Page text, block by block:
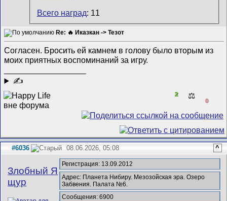
Всего наград: 11
Re: 🔥 Иказкан -> Тезот
Согласен. Бросить ей камнем в голову было вторым из
моих приятных воспоминаний за игру.
✍
2 ⚖️
0
#6036 08.06.2026, 05:08 ^
Злобный Я
щур
Регистрация: 13.09.2012
Адрес: Планета Нибиру. Мезозойская эра. Озеро
Забвения. Палата №6.
Сообщения: 6900